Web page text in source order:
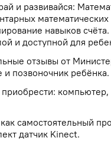
и развивайся:
математических
навыков
и доступной для
отзывы от
позвоночник ребёнка.
компьютер,
самостоятельный
датчик Kinect.